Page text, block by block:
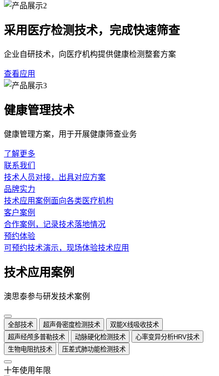
采用医疗检测技术，完成快速筛查
企业自研技术，向医疗机构提供健康检测整套方案
查看应用
健康管理技术
健康管理方案，用于开展健康筛查业务
了解更多
联系我们
技术人员对接，出具对应方案
品牌实力
技术应用案例面向各类医疗机构
客户案例
合作案例，记录技术落地情况
预约体验
可预约技术演示，现场体验技术应用
技术应用案例
澳思泰参与研发技术案例
全部技术 超声骨密度检测技术
双能X线吸收技术
超声经颅多普勒技术
动脉硬化检测技术
心率变异分析HRV技术
生物电阻抗技术
压差式肺功能检测技术
十年使用年限